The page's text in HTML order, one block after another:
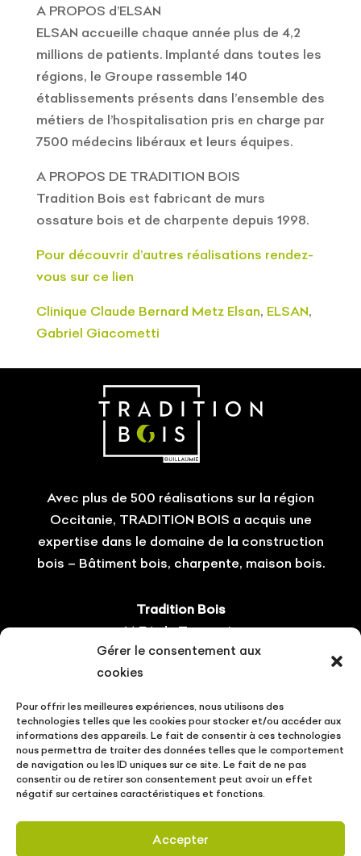
Gérer le consentement aux
cookies
Pour offrir les meilleures expériences, nous utilisons des
technologies telles que les cookies pour stocker et/ou accéder aux
informations des appareils. Le fait de consentir à ces technologies
nous permettra de traiter des données telles que le comportement
de navigation ou les ID uniques sur ce site. Le fait de ne pas
consentir ou de retirer son consentement peut avoir un effet
négatif sur certaines caractéristiques et fonctions.
Accepter
A PROPOS d’ELSAN
ELSAN accueille chaque année plus de 4,2
millions de patients. Implanté dans toutes les
régions, le Groupe rassemble 140
établissements présents dans l’ensemble des
métiers de l’hospitalisation pris en charge par
7500 médecins libéraux et leurs équipes.
A PROPOS DE TRADITION BOIS
Tradition Bois est fabricant de murs
ossature bois et de charpente depuis 1998.
Pour découvrir d’autres réalisations rendez-
vous sur ce lien
Clinique Claude Bernard Metz Elsan, ELSAN,
Gabriel Giacometti
Avec plus de 500 réalisations sur la région
Occitanie, TRADITION BOIS a acquis une
expertise dans le domaine de la construction
bois – Bâtiment bois, charpente, maison bois.
Tradition Bois
14 ZA du Tourneris
31470 Bonrepos-sur-Aussonnelle
Tel : 05.61.08.60.54
Suivez-nous !
MENTIONS LÉGALES